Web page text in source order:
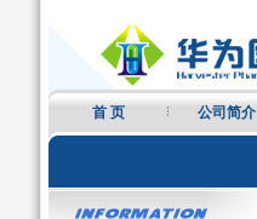
首 页 公司简介